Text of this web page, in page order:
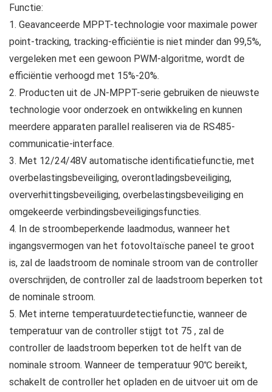
Functie:
1. Geavanceerde MPPT-technologie voor maximale power
point-tracking, tracking-efficiëntie is niet minder dan 99,5%,
vergeleken met een gewoon PWM-algoritme, wordt de
efficiëntie verhoogd met 15%-20%.
2. Producten uit de JN‑MPPT-serie gebruiken de nieuwste
technologie voor onderzoek en ontwikkeling en kunnen
meerdere apparaten parallel realiseren via de RS485-
communicatie-interface.
3. Met 12/24/48V automatische identificatiefunctie, met
overbelastingsbeveiliging, overontladingsbeveiliging,
oververhittingsbeveiliging, overbelastingsbeveiliging en
omgekeerde verbindingsbeveiligingsfuncties.
4. In de stroombeperkende laadmodus, wanneer het
ingangsvermogen van het fotovoltaïsche paneel te groot
is, zal de laadstroom de nominale stroom van de controller
overschrijden, de controller zal de laadstroom beperken tot
de nominale stroom.
5. Met interne temperatuurdetectiefunctie, wanneer de
temperatuur van de controller stijgt tot 75 , zal de
controller de laadstroom beperken tot de helft van de
nominale stroom. Wanneer de temperatuur 90℃ bereikt,
schakelt de controller het opladen en de uitvoer uit om de